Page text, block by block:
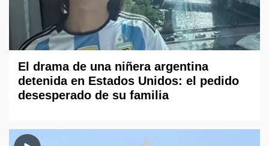
El drama de una niñera argentina
detenida en Estados Unidos: el pedido
desesperado de su familia